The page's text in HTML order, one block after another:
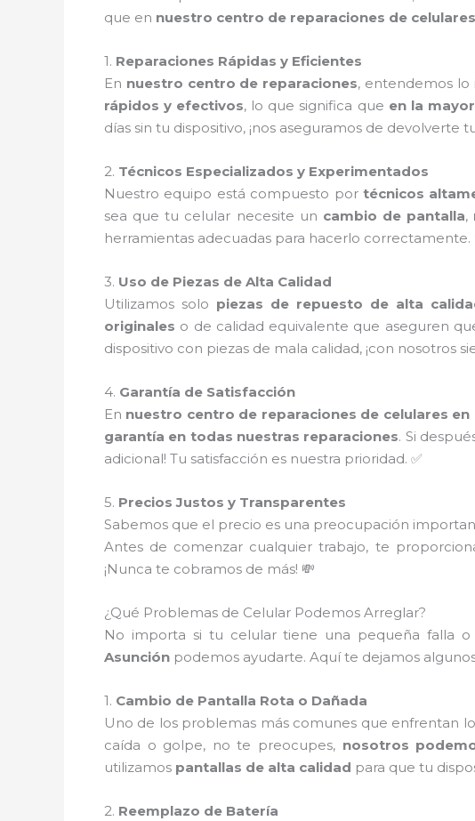
que en nuestro centro de reparaciones de
1. Reparaciones Rápidas y Eficientes
En nuestro centro de reparaciones, entendemos
rápidos y efectivos, lo que significa que en la
días sin tu dispositivo, ¡nos aseguramos de
2. Técnicos Especializados y Experimentados
Nuestro equipo está compuesto por técnicos
sea que tu celular necesite un cambio de pantalla,
herramientas adecuadas para hacerlo
3. Uso de Piezas de Alta Calidad
Utilizamos solo piezas de repuesto de alta
originales o de calidad equivalente que aseguren
dispositivo con piezas de mala calidad, ¡con nosotros
4. Garantía de Satisfacción
En nuestro centro de reparaciones de celulares en
garantía en todas nuestras reparaciones. Si
adicional! Tu satisfacción es nuestra prioridad. ✅
5. Precios Justos y Transparentes
Sabemos que el precio es una preocupación
Antes de comenzar cualquier trabajo, te
¡Nunca te cobramos de más! 💸
¿Qué Problemas de Celular Podemos Arreglar?
No importa si tu celular tiene una pequeña falla o
Asunción podemos ayudarte. Aquí te dejamos
1. Cambio de Pantalla Rota o Dañada
Uno de los problemas más comunes que enfrentan
caída o golpe, no te preocupes, nosotros
utilizamos pantallas de alta calidad para que tu
2. Reemplazo de Batería